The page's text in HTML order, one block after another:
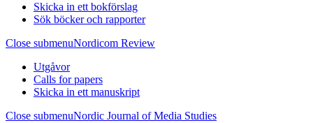
Skicka in ett bokförslag
Sök böcker och rapporter
Close submenuNordicom Review
Utgåvor
Calls for papers
Skicka in ett manuskript
Close submenuNordic Journal of Media Studies